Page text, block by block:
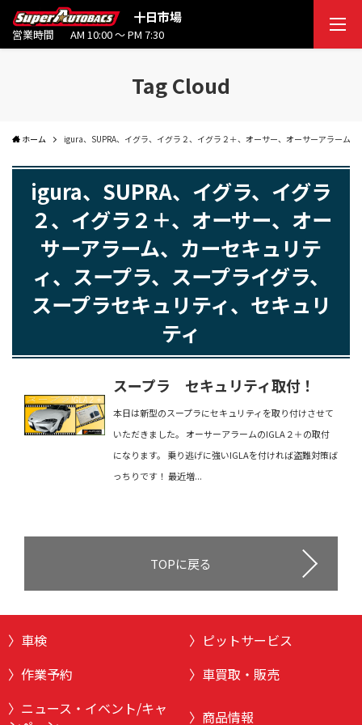
十日市場
営業時間 AM 10:00 ～ PM 7:30
Tag Cloud
ホーム igura、SUPRA、イグラ、イグラ２、イグラ２＋、オーサー、オーサーアラーム
igura、SUPRA、イグラ、イグラ
２、イグラ２＋、オーサー、オー
サーアラーム、カーセキュリテ
ィ、スープラ、スープライグラ、
スープラセキュリティ、セキュリ
ティ
スープラ セキュリティ取付！
本日は新型のスープラにセキュリティを取り付けさせて
いただきました。 オーサーアラームのIGLA２＋の取付
になります。 乗り逃げに強いIGLAを付ければ盗難対策ば
っちりです！ 最近増...
TOPに戻る
車検
ピットサービス
作業予約
車買取・販売
ニュース・イベント/キャ
商品情報